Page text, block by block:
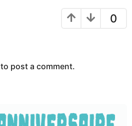
0
to post a comment.